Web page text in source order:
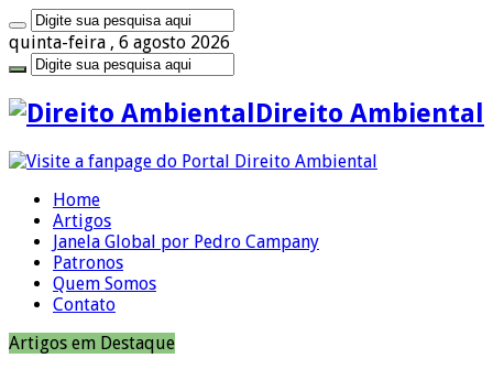
quinta-feira , 6 agosto 2026
Direito Ambiental
Home
Artigos
Janela Global por Pedro Campany
Patronos
Quem Somos
Contato
Artigos em Destaque